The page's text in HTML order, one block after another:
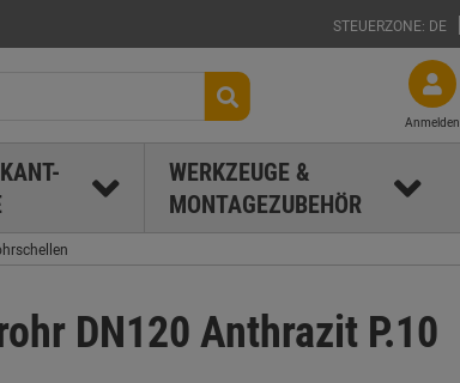
STEUERZONE: DE
Anmelden
WERKZEUGE &
MONTAGEZUBEHÖR
DN120 Anthrazit P.10